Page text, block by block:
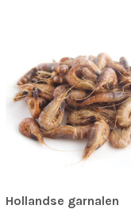
Hollandse garnalen